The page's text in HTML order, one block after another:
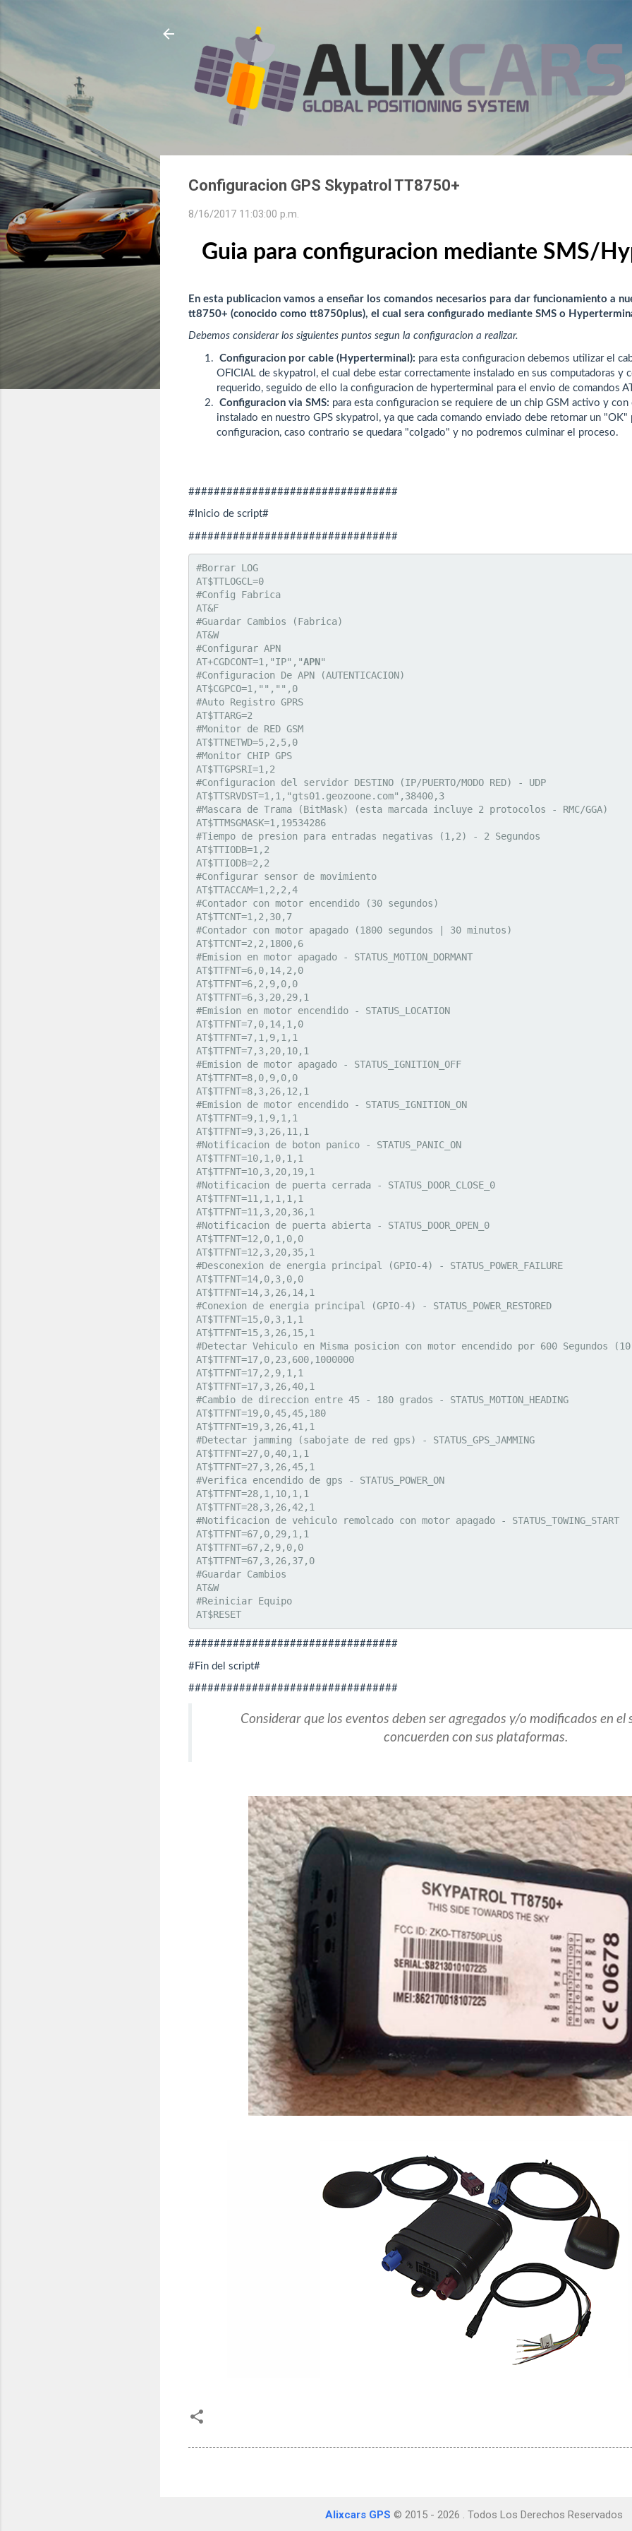
Configuracion GPS Skypatrol TT8750+
8/16/2017 11:03:00 p.m.
Guia para configuracion mediante SMS/
En esta publicacion vamos a enseñar los comandos necesarios para dar funcionamiento a
tt8750+ (conocido como tt8750plus), el cual sera configurado mediante SMS o
Debemos considerar los siguientes puntos segun la configuracion a realizar.
Configuracion por cable (Hyperterminal): para esta configuracion debemos utilizar el
OFICIAL de skypatrol, el cual debe estar correctamente instalado en sus computadoras y
requerido, seguido de ello la configuracion de hyperterminal para el envio de comandos
Configuracion via SMS: para esta configuracion se requiere de un chip GSM activo y
instalado en nuestro GPS skypatrol, ya que cada comando enviado debe retornar un "OK"
configuracion, caso contrario se quedara "colgado" y no podremos culminar el proceso.
#################################
#Inicio de script#
#################################
#Borrar LOG
AT$TTLOGCL=0
#Config Fabrica
AT&F
#Guardar Cambios (Fabrica)
AT&W
#Configurar APN
AT+CGDCONT=1,"IP","APN"
#Configuracion De APN (AUTENTICACION)
AT$CGPCO=1,"","",0
#Auto Registro GPRS
AT$TTARG=2
#Monitor de RED GSM
AT$TTNETWD=5,2,5,0
#Monitor CHIP GPS
AT$TTGPSRI=1,2
#Configuracion del servidor DESTINO (IP/PUERTO/MODO RED) - UDP
AT$TTSRVDST=1,1,"gts01.geozoone.com",38400,3
#Mascara de Trama (BitMask) (esta marcada incluye 2 protocolos - RMC/GGA)
AT$TTMSGMASK=1,19534286
#Tiempo de presion para entradas negativas (1,2) - 2 Segundos
AT$TTIODB=1,2
AT$TTIODB=2,2
#Configurar sensor de movimiento
AT$TTACCAM=1,2,2,4
#Contador con motor encendido (30 segundos)
AT$TTCNT=1,2,30,7
#Contador con motor apagado (1800 segundos | 30 minutos)
AT$TTCNT=2,2,1800,6
#Emision en motor apagado - STATUS_MOTION_DORMANT
AT$TTFNT=6,0,14,2,0
AT$TTFNT=6,2,9,0,0
AT$TTFNT=6,3,20,29,1
#Emision en motor encendido - STATUS_LOCATION
AT$TTFNT=7,0,14,1,0
AT$TTFNT=7,1,9,1,1
AT$TTFNT=7,3,20,10,1
#Emision de motor apagado - STATUS_IGNITION_OFF
AT$TTFNT=8,0,9,0,0
AT$TTFNT=8,3,26,12,1
#Emision de motor encendido - STATUS_IGNITION_ON
AT$TTFNT=9,1,9,1,1
AT$TTFNT=9,3,26,11,1
#Notificacion de boton panico - STATUS_PANIC_ON
AT$TTFNT=10,1,0,1,1
AT$TTFNT=10,3,20,19,1
#Notificacion de puerta cerrada - STATUS_DOOR_CLOSE_0
AT$TTFNT=11,1,1,1,1
AT$TTFNT=11,3,20,36,1
#Notificacion de puerta abierta - STATUS_DOOR_OPEN_0
AT$TTFNT=12,0,1,0,0
AT$TTFNT=12,3,20,35,1
#Desconexion de energia principal (GPIO-4) - STATUS_POWER_FAILURE
AT$TTFNT=14,0,3,0,0
AT$TTFNT=14,3,26,14,1
#Conexion de energia principal (GPIO-4) - STATUS_POWER_RESTORED
AT$TTFNT=15,0,3,1,1
AT$TTFNT=15,3,26,15,1
#Detectar Vehiculo en Misma posicion con motor encendido por 600 Segundos (10
AT$TTFNT=17,0,23,600,1000000
AT$TTFNT=17,2,9,1,1
AT$TTFNT=17,3,26,40,1
#Cambio de direccion entre 45 - 180 grados - STATUS_MOTION_HEADING
AT$TTFNT=19,0,45,45,180
AT$TTFNT=19,3,26,41,1
#Detectar jamming (sabojate de red gps) - STATUS_GPS_JAMMING
AT$TTFNT=27,0,40,1,1
AT$TTFNT=27,3,26,45,1
#Verifica encendido de gps - STATUS_POWER_ON
AT$TTFNT=28,1,10,1,1
AT$TTFNT=28,3,26,42,1
#Notificacion de vehiculo remolcado con motor apagado - STATUS_TOWING_START
AT$TTFNT=67,0,29,1,1
AT$TTFNT=67,2,9,0,0
AT$TTFNT=67,3,26,37,0
#Guardar Cambios
AT&W
#Reiniciar Equipo
#################################
#Fin del script#
#################################
Considerar que los eventos deben ser agregados y/o modificados en el
concuerden con sus plataformas.
Alixcars GPS © 2015 - 2026 . Todos Los Derechos Reservados